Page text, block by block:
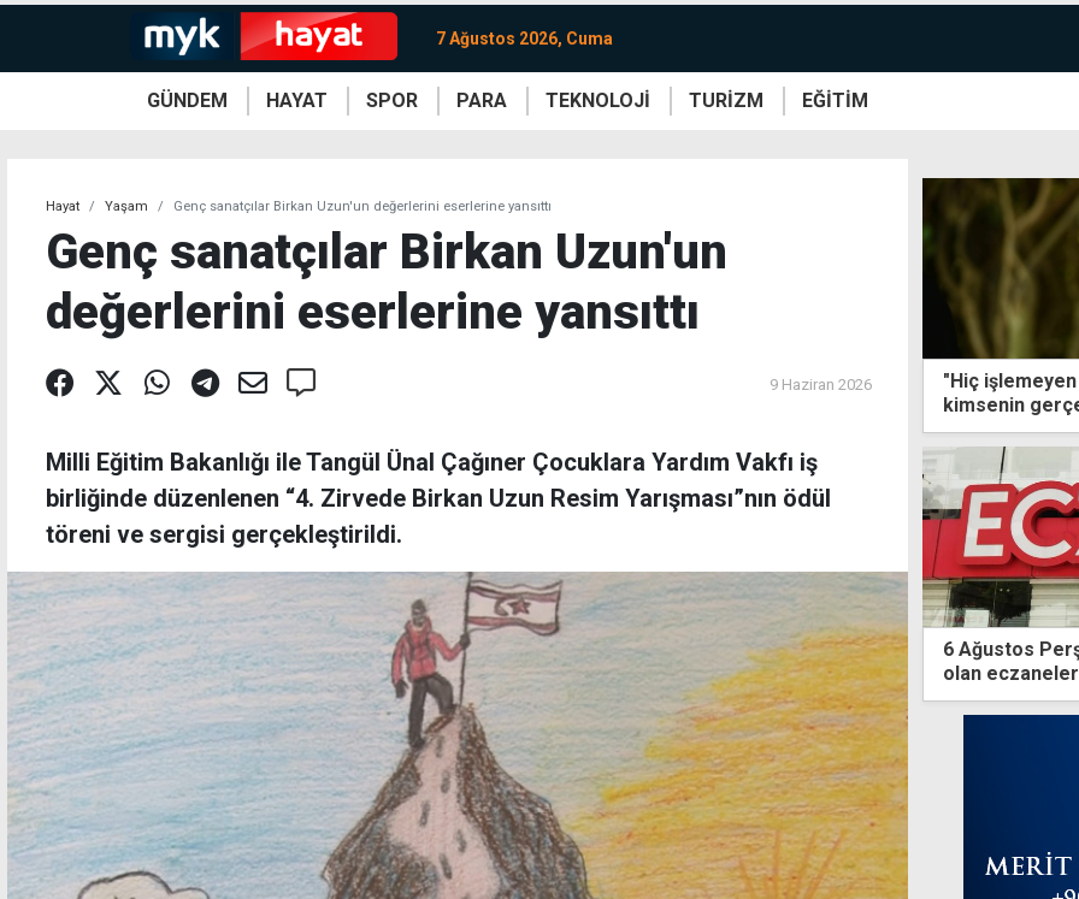
7 Ağustos 2026, Cuma
GÜNDEM HAYAT SPOR PARA TEKNOLOJİ TURİZM EĞİTİM
Hayat Yaşam Genç sanatçılar Birkan Uzun'un değerlerini eserlerine yansıttı
Genç sanatçılar Birkan Uzun'un
değerlerini eserlerine yansıttı
9 Haziran 2026
Milli Eğitim Bakanlığı ile Tangül Ünal Çağıner Çocuklara Yardım Vakfı iş
birliğinde düzenlenen “4. Zirvede Birkan Uzun Resim Yarışması”nın ödül
töreni ve sergisi gerçekleştirildi.
"Hiç
kimsenin
6 Ağustos
olan eczaneler